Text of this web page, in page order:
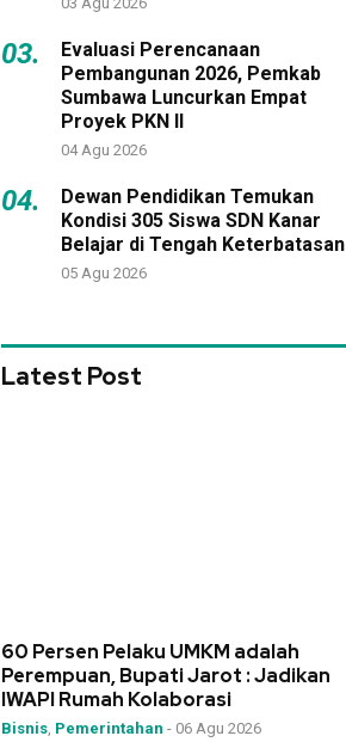
03.
Evaluasi Perencanaan
Pembangunan 2026, Pemkab
Sumbawa Luncurkan Empat
Proyek PKN II
04 Agu 2026
04.
Dewan Pendidikan Temukan
Kondisi 305 Siswa SDN Kanar
Belajar di Tengah Keterbatasan
05 Agu 2026
Latest Post
60 Persen Pelaku UMKM adalah
Perempuan, Bupati Jarot : Jadikan
IWAPI Rumah Kolaborasi
Bisnis, Pemerintahan - 06 Agu 2026